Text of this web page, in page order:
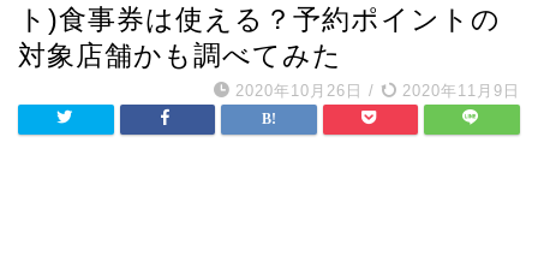
ト)食事券は使える？予約ポイントの
対象店舗かも調べてみた
2020年10月26日 / 2020年11月9日